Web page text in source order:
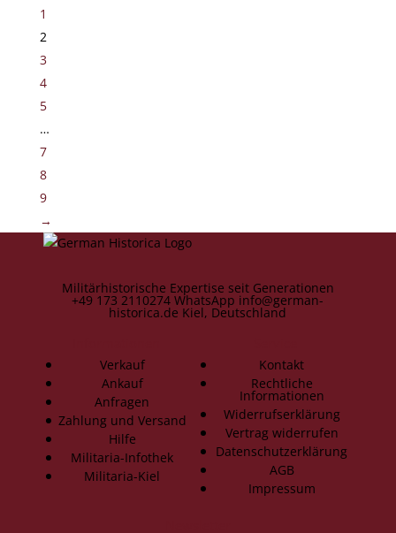
1
2
3
4
5
…
7
8
9
→
Militärhistorische Expertise seit Generationen
+49 173 2110274 WhatsApp info@german-
historica.de Kiel, Deutschland
Verkauf
Ankauf
Anfragen
Zahlung und Versand
Hilfe
Militaria-Infothek
Militaria-Kiel
Kontakt
Rechtliche
Informationen
Widerrufserklärung
Vertrag widerrufen
Datenschutzerklärung
AGB
Impressum